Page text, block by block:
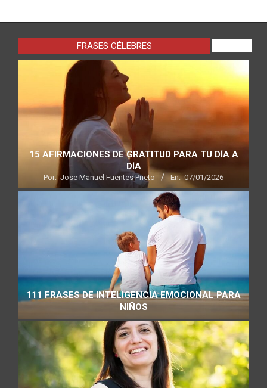
FRASES CÉLEBRES
15 AFIRMACIONES DE GRATITUD PARA TU DÍA A
DÍA
Por: Jose Manuel Fuentes Prieto En: 07/01/2026
111 FRASES DE INTELIGENCIA EMOCIONAL PARA
NIÑOS